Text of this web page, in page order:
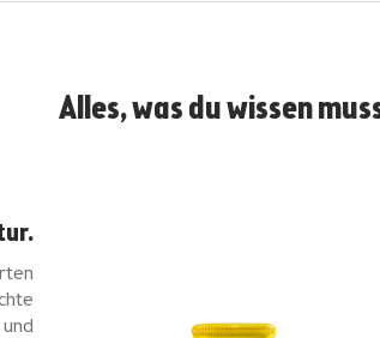
Alles, was du wissen